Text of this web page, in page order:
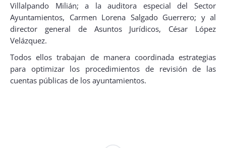
Villalpando Milián; a la auditora especial del Sector
Ayuntamientos, Carmen Lorena Salgado Guerrero; y al
director general de Asuntos Jurídicos, César López
Velázquez.
Todos ellos trabajan de manera coordinada estrategias
para optimizar los procedimientos de revisión de las
cuentas públicas de los ayuntamientos.